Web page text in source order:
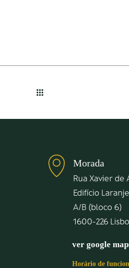
Morada
Rua Xavier de
Edifício
A/B (bloco 6)
1600-226
ver google
Horário de